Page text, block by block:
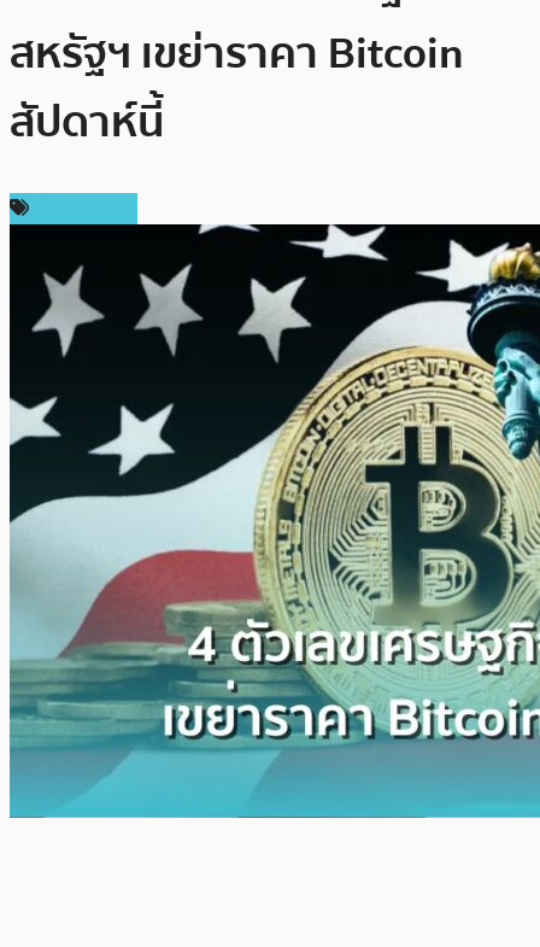
สหรัฐฯ เขย่าราคา Bitcoin
สัปดาห์นี้